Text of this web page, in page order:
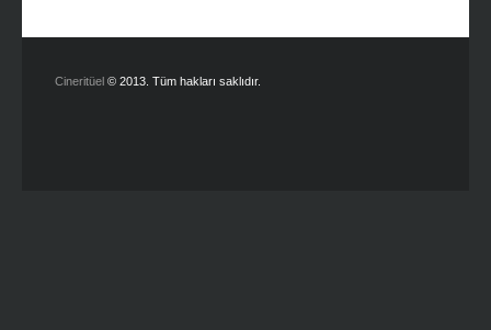
Cineritüel © 2013. Tüm hakları saklıdır.